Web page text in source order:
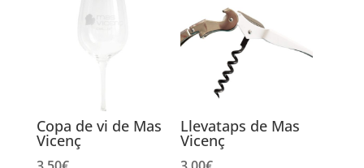
Copa de vi de Mas
Vicenç
Llevataps de Mas
Vicenç